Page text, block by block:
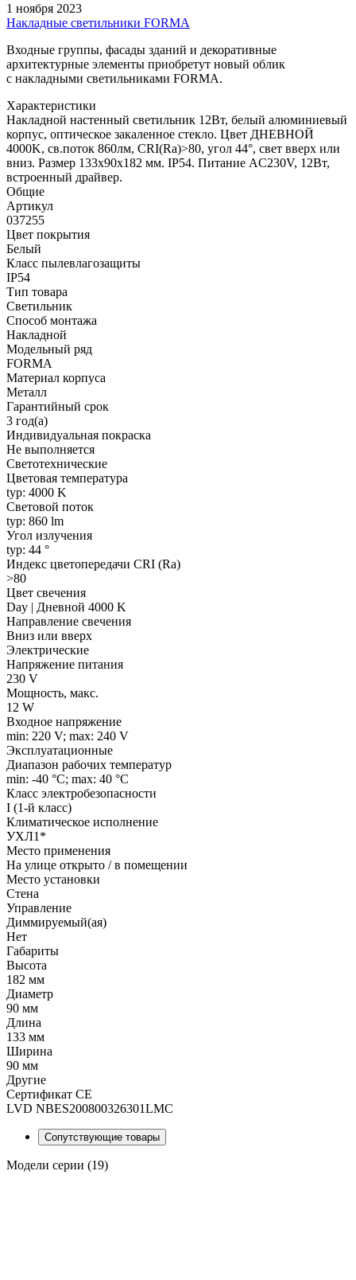
1 ноября 2023
Накладные светильники FORMA
Входные группы, фасады зданий и декоративные
архитектурные элементы приобретут новый облик
с накладными светильниками FORMA.
Характеристики
Накладной настенный светильник 12Вт, белый алюминиевый
корпус, оптическое закаленное стекло. Цвет ДНЕВНОЙ
4000K, св.поток 860лм, CRI(Ra)>80, угол 44°, свет вверх или
вниз. Размер 133x90x182 мм. IP54. Питание AC230V, 12Вт,
встроенный драйвер.
Общие
Артикул
037255
Цвет покрытия
Белый
Класс пылевлагозащиты
IP54
Тип товара
Светильник
Способ монтажа
Накладной
Модельный ряд
FORMA
Материал корпуса
Металл
Гарантийный срок
3 год(а)
Индивидуальная покраска
Не выполняется
Светотехнические
Цветовая температура
typ: 4000 K
Световой поток
typ: 860 lm
Угол излучения
typ: 44 °
Индекс цветопередачи CRI (Ra)
>80
Цвет свечения
Day | Дневной 4000 K
Направление свечения
Вниз или вверх
Электрические
Напряжение питания
230 V
Мощность, макс.
12 W
Входное напряжение
min: 220 V; max: 240 V
Эксплуатационные
Диапазон рабочих температур
min: -40 °C; max: 40 °C
Класс электробезопасности
I (1-й класс)
Климатическое исполнение
УХЛ1*
Место применения
На улице открыто / в помещении
Место установки
Стена
Управление
Диммируемый(ая)
Нет
Габариты
Высота
182 мм
Диаметр
90 мм
Длина
133 мм
Ширина
90 мм
Другие
Сертификат CE
LVD NBES200800326301LMC
Сопутствующие товары
Модели серии (19)